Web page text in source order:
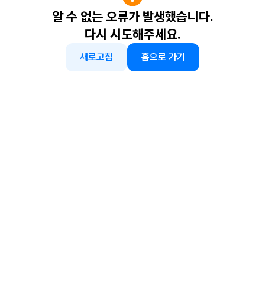
알 수 없는 오류가 발생했습니다.
다시 시도해주세요.
새로고침 홈으로 가기